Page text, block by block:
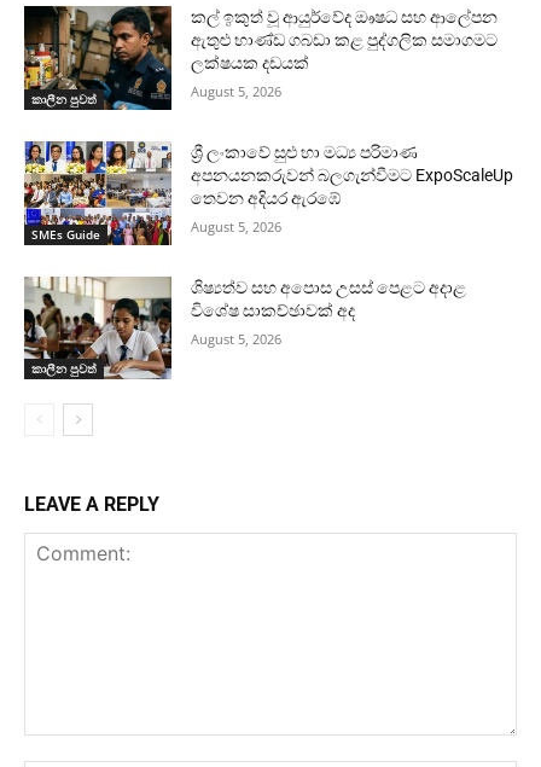
කාලීන පුවත්
කල් ඉකුත් වූ ආයුර්වේද ඖෂධ සහ ආලේපන
ඇතුළු භාණ්ඩ ගබඩා කළ පුද්ගලික සමාගමට
ලක්ෂයක දඩයක්
August 5, 2026
SMEs Guide
ශ්‍රී ලංකාවේ සුළු හා මධ්‍ය පරිමාණ
අපනයනකරුවන් බලගැන්වීමට ExpoScaleUp
තෙවන අදියර ඇරඹේ
August 5, 2026
කාලීන පුවත්
ශිෂ්‍යත්ව සහ අපොස උසස් පෙළට අදාළ
විශේෂ සාකච්ඡාවක් අද
August 5, 2026
LEAVE A REPLY